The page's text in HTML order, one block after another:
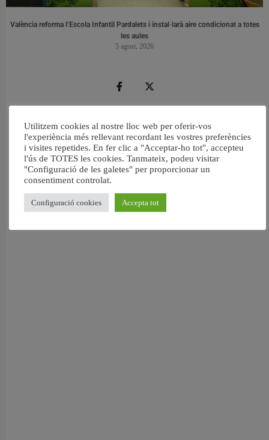
València reforma l’Escola Infantil Pardalets i instal·larà aire condicionat a totes
les aules
5 agost, 2026
Utilitzem cookies al nostre lloc web per oferir-vos
l'experiència més rellevant recordant les vostres preferències
i visites repetides. En fer clic a "Acceptar-ho tot", accepteu
l'ús de TOTES les cookies. Tanmateix, podeu visitar
"Configuració de les galetes" per proporcionar un
consentiment controlat.
Configuració cookies Accepta tot